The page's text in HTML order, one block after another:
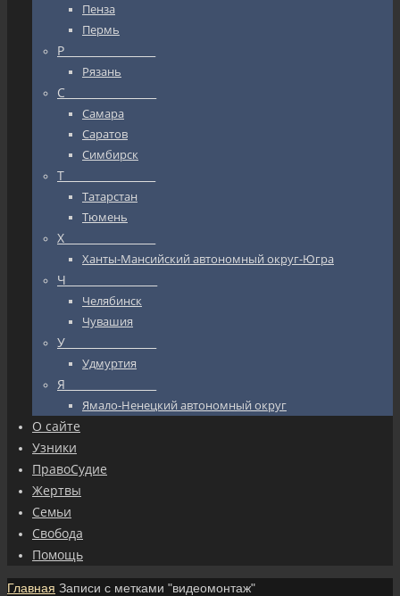
Пенза
Пермь
Р_________________
Рязань
С_________________
Самара
Саратов
Симбирск
Т_________________
Татарстан
Тюмень
Х_________________
Ханты-Мансийский автономный округ-Югра
Ч_________________
Челябинск
Чувашия
У_________________
Удмуртия
Я_________________
Ямало-Ненецкий автономный округ
О сайте
Узники
ПравоСудие
Жертвы
Семьи
Свобода
Помощь
Главная Записи с метками "видеомонтаж"